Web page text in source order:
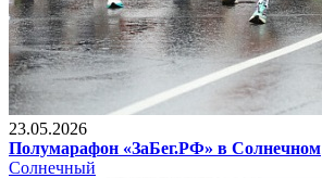
23.05.2026
Полумарафон «ЗаБег.РФ» в Солнечном
Солнечный